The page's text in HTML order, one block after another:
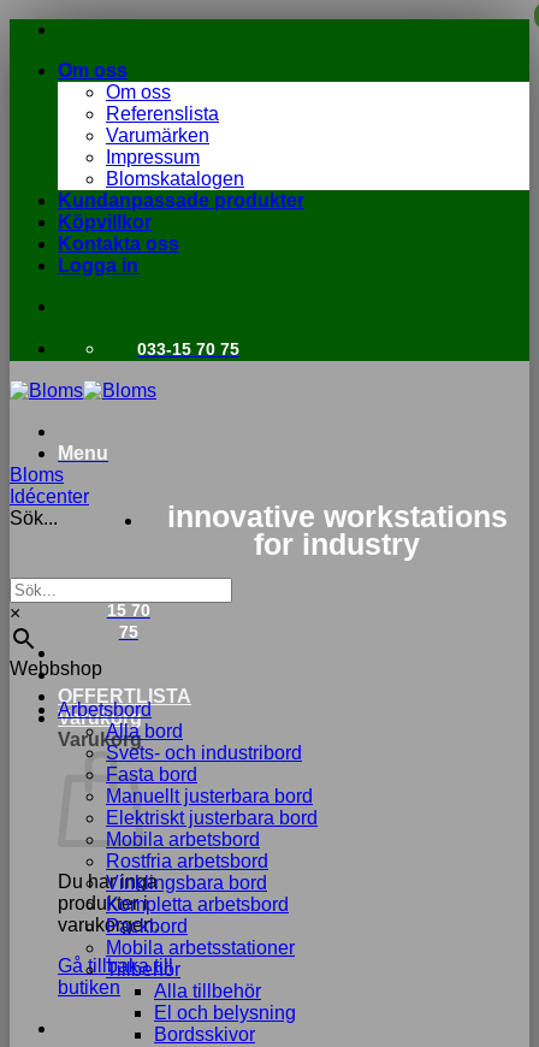
Skip
contentOm oss
Om oss
Referenslista
Varumärken
Impressum
Blomskatalogen
Kundanpassade produkter
Köpvillkor
Kontakta oss
Logga in
033-15 70 75
Menu
innovative workstations
for industry
15 70
75
OFFERTLISTA
Varukorg
Varukorg
Du har inga
produkter i
varukorgen.
Gå tillbaka till
butiken
Bloms
Idécenter
Sök...
×
Webbshop
Arbetsbord
Alla bord
Svets- och industribord
Fasta bord
Manuellt justerbara bord
Elektriskt justerbara bord
Mobila arbetsbord
Rostfria arbetsbord
Vinklingsbara bord
Kompletta arbetsbord
Packbord
Mobila arbetsstationer
Tillbehör
Alla tillbehör
El och belysning
Bordsskivor